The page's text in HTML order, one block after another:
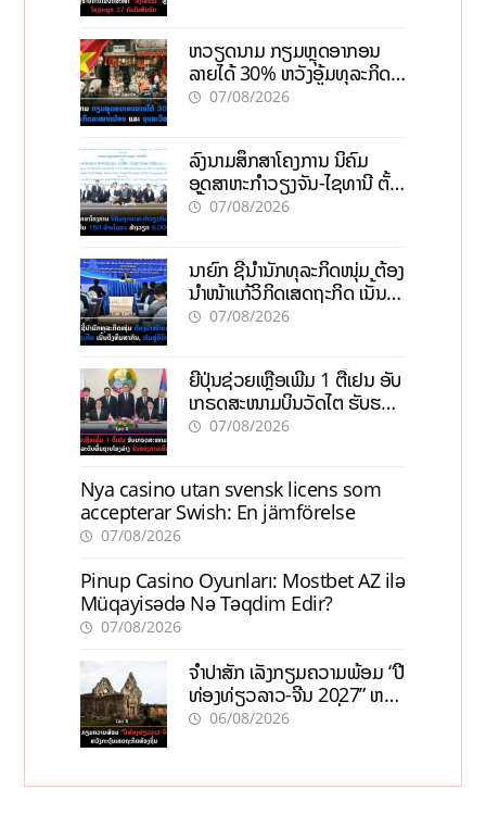
ຫວຽດນາມ ກຽມຫຼຸດອາກອນ
ລາຍໄດ້ 30% ຫວັງອູ້ມທຸລະກິດ
ຂະໜາດນ້ອຍ ແລະ ຈຸນລະ
07/08/2026
ລົງນາມສຶກສາໂຄງການ ນິຄົມ
ອຸດສາຫະກຳວຽງຈັນ-ໄຊທານີ ຕັ້ງ
ເປົ້າດຶງທຶນ 150 ລ້ານໂດລາ, ສ້າງ
07/08/2026
ນາຍົກ ຊີ້ນຳນັກທຸລະກິດໜຸ່ມ ຕ້ອງ
ນຳໜ້າແກ້ວິກິດເສດຖະກິດ ເນັ້ນດຶງ
ທຶນສາກົນ, ຫັນສູ່ດິຈິຕອນ
07/08/2026
ຍີ່ປຸ່ນຊ່ວຍເຫຼືອເພີ່ມ 1 ຕື້ເຢນ ອັບ
ເກຣດສະໜາມບິນວັດໄຕ ຮັບຮອງ
ການເຕີບໂຕ
07/08/2026
Nya casino utan svensk licens som
accepterar Swish: En jämförelse
07/08/2026
Pinup Casino Oyunları: Mostbet AZ ilə
Müqayisədə Nə Təqdim Edir?
07/08/2026
ຈຳປາສັກ ເລັ່ງກຽມຄວາມພ້ອມ “ປີ
ທ່ອງທ່ຽວລາວ-ຈີນ 2027” ຫວັງ
ກະຕຸ້ນເສດຖະກິດທ້ອງຖິ່ນ
06/08/2026